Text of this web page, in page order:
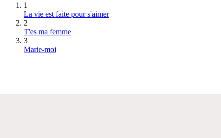
1
La vie est faite pour s'aimer
2
T'es ma femme
3
Marie-moi